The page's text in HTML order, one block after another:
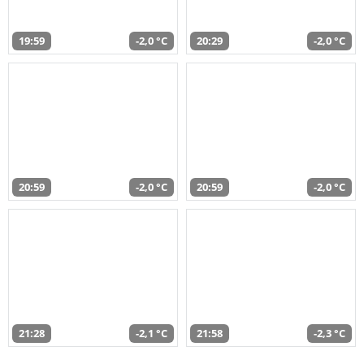
19:59 -2,0 °C 20:29 -2,0 °C
20:59 -2,0 °C 20:59 -2,0 °C
21:28 -2,1 °C 21:58 -2,3 °C